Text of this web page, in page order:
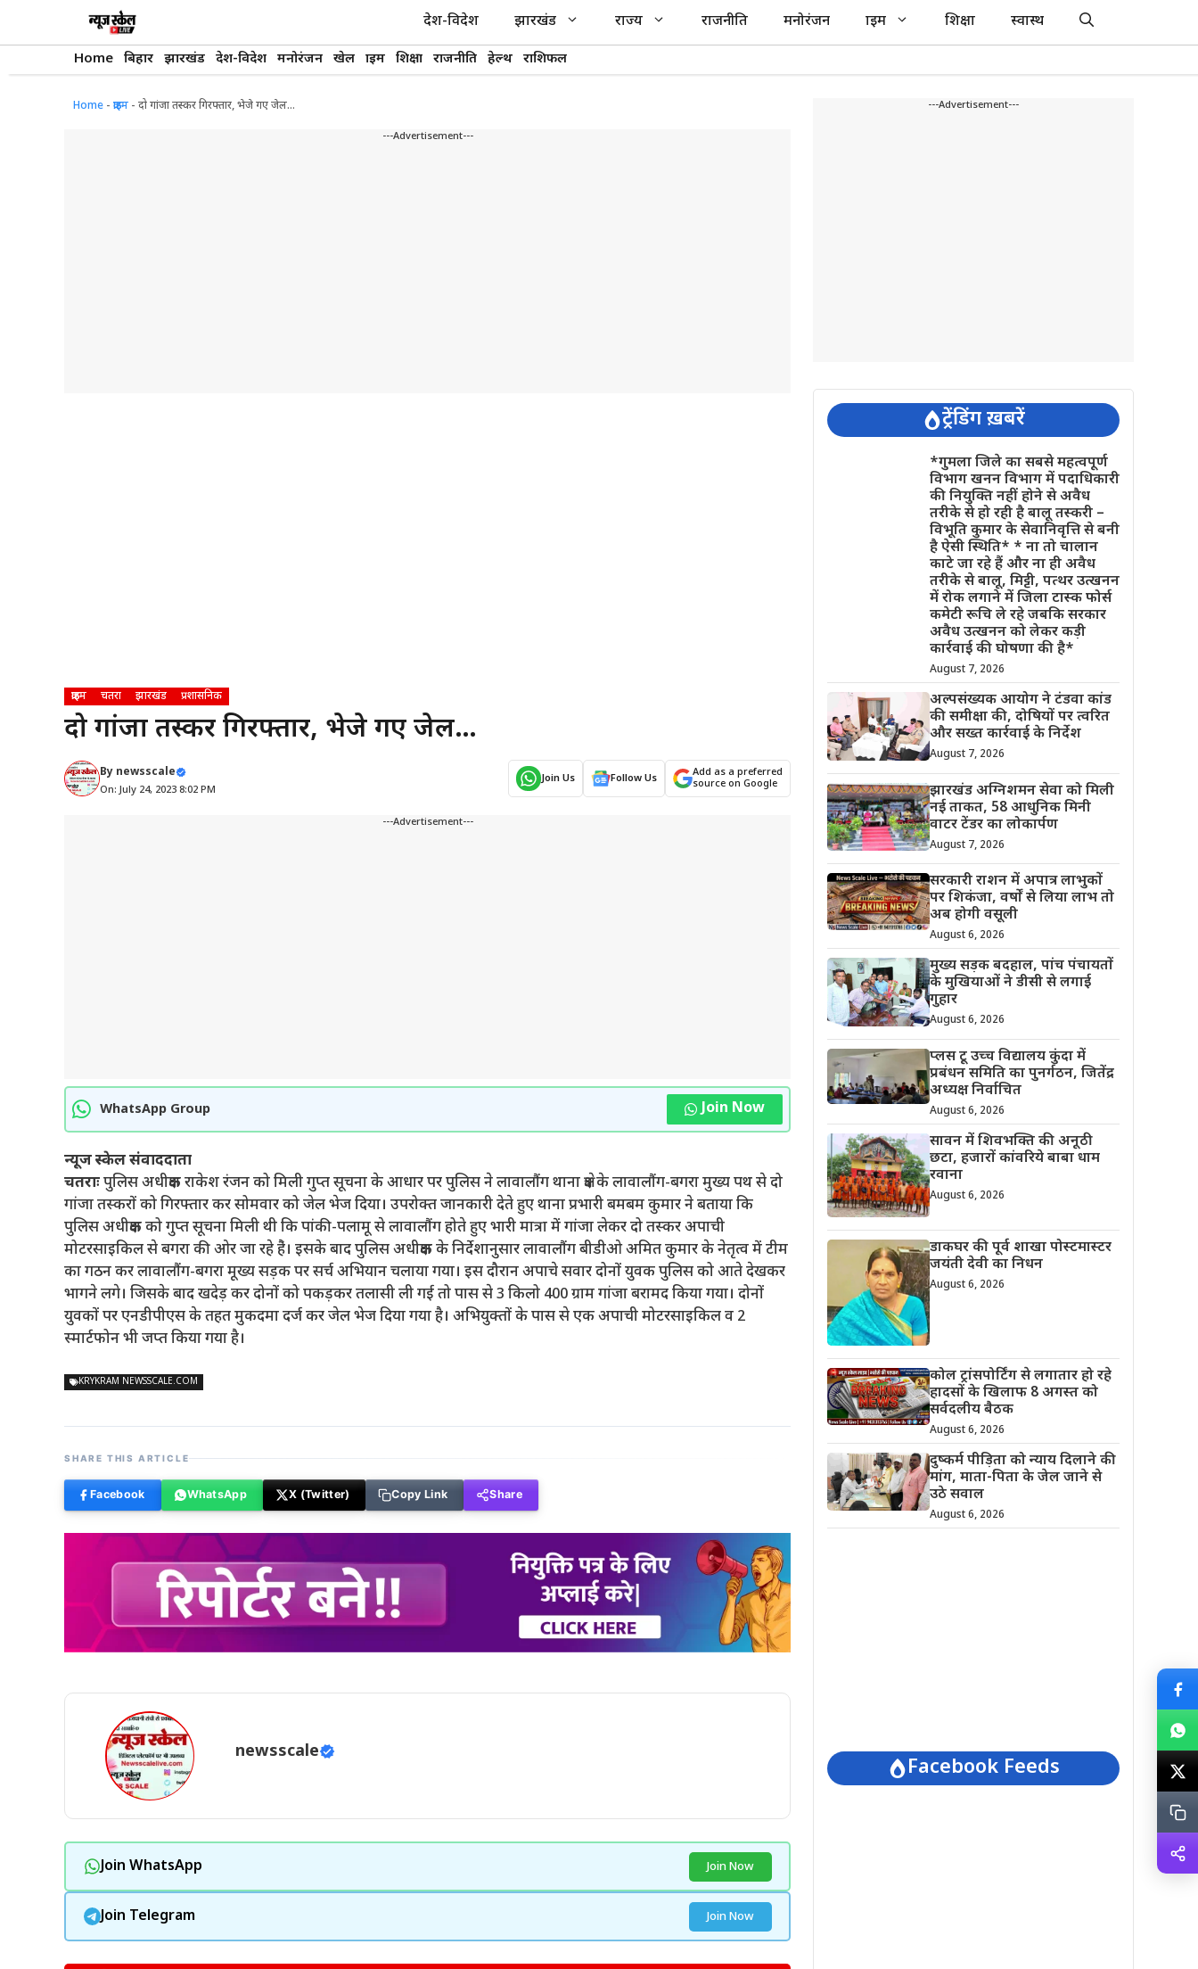
देश-विदेश झारखंड राज्य राजनीति मनोरंजन क्राइम शिक्षा स्वास्थ
Home बिहार झारखंड देश-विदेश मनोरंजन खेल क्राइम शिक्षा राजनीति हेल्थ राशिफल
Home - क्राइम - दो गांजा तस्कर गिरफ्तार, भेजे गए जेल…
---Advertisement---
क्राइम चतरा झारखंड प्रशासनिक
दो गांजा तस्कर गिरफ्तार, भेजे गए जेल…
By newsscale
On: July 24, 2023 8:02 PM
Join Us Follow Us
Add as a preferred
source on Google
---Advertisement---
WhatsApp Group Join Now
न्यूज स्केल संवाददाता
चतराःपुलिस अधीक्षक राकेश रंजन को मिली गुप्त सूचना के आधार पर पुलिस ने लावालौंग थाना क्षेत्र के लावालौंग-बगरा मुख्य पथ से दो
गांजा तस्करों को गिरफ्तार कर सोमवार को जेल भेज दिया। उपरोक्त जानकारी देते हुए थाना प्रभारी बमबम कुमार ने बताया कि
पुलिस अधीक्षक को गुप्त सूचना मिली थी कि पांकी-पलामू से लावालौंग होते हुए भारी मात्रा में गांजा लेकर दो तस्कर अपाची
मोटरसाइकिल से बगरा की ओर जा रहे हैं‌। इसके बाद पुलिस अधीक्षक के निर्देशानुसार लावालौंग बीडीओ अमित कुमार के नेतृत्व में टीम
का गठन कर लावालौंग-बगरा मूख्य सड़क पर सर्च अभियान चलाया गया। इस दौरान अपाचे सवार दोनों युवक पुलिस को आते देखकर
भागने लगे। जिसके बाद खदेड़ कर दोनों को पकड़कर तलासी ली गई तो पास से 3 किलो 400 ग्राम गांजा बरामद किया गया। दोनों
युवकों पर एनडीपीएस के तहत मुकदमा दर्ज कर जेल भेज दिया गया है। अभियुक्तों के पास से एक अपाची मोटरसाइकिल व 2
स्मार्टफोन भी जप्त किया गया है।
KRYKRAM NEWSSCALE.COM
SHARE THIS ARTICLE
Facebook WhatsApp X (Twitter) Copy Link Share
newsscale
Join WhatsApp Join Now
Join Telegram Join Now
---Advertisement---
ट्रेंडिंग ख़बरें
*गुमला जिले का सबसे महत्वपूर्ण
विभाग खनन विभाग में पदाधिकारी
की नियुक्ति नहीं होने से अवैध
तरीके से हो रही है बालू तस्करी –
विभूति कुमार के सेवानिवृत्ति से बनी
है ऐसी स्थिति* * ना तो चालान
काटे जा रहे हैं और ना ही अवैध
तरीके से बालू, मिट्टी, पत्थर उत्खनन
में रोक लगाने में जिला टास्क फोर्स
कमेटी रूचि ले रहे जबकि सरकार
अवैध उत्खनन को लेकर कड़ी
कार्रवाई की घोषणा की है*
August 7, 2026
अल्पसंख्यक आयोग ने टंडवा कांड
की समीक्षा की, दोषियों पर त्वरित
और सख्त कार्रवाई के निर्देश
August 7, 2026
झारखंड अग्निशमन सेवा को मिली
नई ताकत, 58 आधुनिक मिनी
वाटर टेंडर का लोकार्पण
August 7, 2026
सरकारी राशन में अपात्र लाभुकों
पर शिकंजा, वर्षों से लिया लाभ तो
अब होगी वसूली
August 6, 2026
मुख्य सड़क बदहाल, पांच पंचायतों
के मुखियाओं ने डीसी से लगाई
गुहार
August 6, 2026
प्लस टू उच्च विद्यालय कुंदा में
प्रबंधन समिति का पुनर्गठन, जितेंद्र
अध्यक्ष निर्वाचित
August 6, 2026
सावन में शिवभक्ति की अनूठी
छटा, हजारों कांवरिये बाबा धाम
रवाना
August 6, 2026
डाकघर की पूर्व शाखा पोस्टमास्टर
जयंती देवी का निधन
August 6, 2026
कोल ट्रांसपोर्टिंग से लगातार हो रहे
हादसों के खिलाफ 8 अगस्त को
सर्वदलीय बैठक
August 6, 2026
दुष्कर्म पीड़िता को न्याय दिलाने की
मांग, माता-पिता के जेल जाने से
उठे सवाल
August 6, 2026
Facebook Feeds